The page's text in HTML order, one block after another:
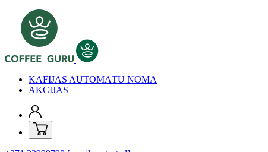
KAFIJAS AUTOMĀTU NOMA
AKCIJAS